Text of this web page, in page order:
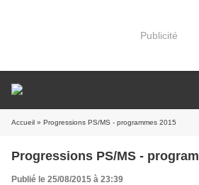
Publicité
Accueil » Progressions PS/MS - programmes 2015
Progressions PS/MS -
Publié le 25/08/2015 à 23:39